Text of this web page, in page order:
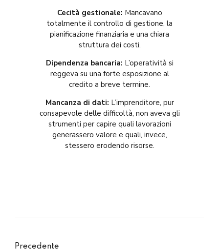
Cecità gestionale: Mancavano
totalmente il controllo di gestione, la
pianificazione finanziaria e una chiara
struttura dei costi.
Dipendenza bancaria: L’operatività si
reggeva su una forte esposizione al
credito a breve termine.
Mancanza di dati: L’imprenditore, pur
consapevole delle difficoltà, non aveva gli
strumenti per capire quali lavorazioni
generassero valore e quali, invece,
stessero erodendo risorse.
Precedente